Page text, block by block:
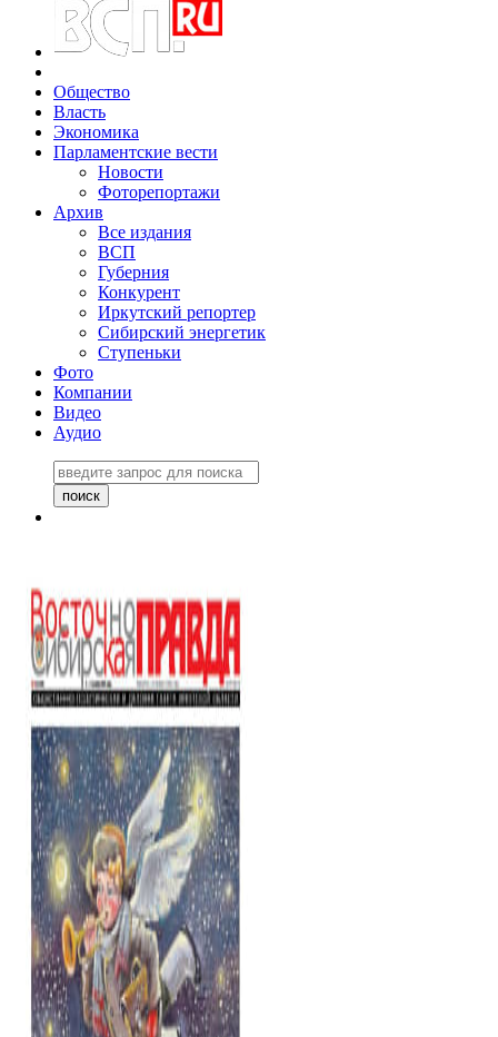
Общество
Власть
Экономика
Парламентские вести
Новости
Фоторепортажи
Архив
Все издания
ВСП
Губерния
Конкурент
Иркутский репортер
Сибирский энергетик
Ступеньки
Фото
Компании
Видео
Аудио